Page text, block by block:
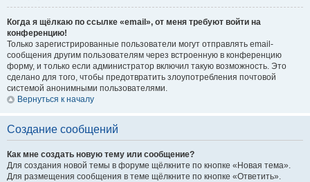
Когда я щёлкаю по ссылке «email», от меня требуют войти на
конференцию!
Только зарегистрированные пользователи могут отправлять email-
сообщения другим пользователям через встроенную в конференцию
форму, и только если администратор включил такую возможность. Это
сделано для того, чтобы предотвратить злоупотребления почтовой
системой анонимными пользователями.
Вернуться к началу
Создание сообщений
Как мне создать новую тему или сообщение?
Для создания новой темы в форуме щёлкните по кнопке «Новая тема».
Для размещения сообщения в теме щёлкните по кнопке «Ответить».